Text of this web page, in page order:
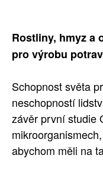
RUBRIKY
Rostliny, hmyz a
pro výrobu
Schopnost světa
neschopností
závěr první studie
abychom měli na